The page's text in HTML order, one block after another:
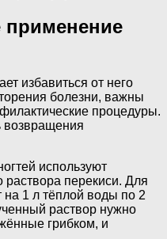
применение
избавиться от него
болезни, важны
процедуры.
возвращения
используют
раствора перекиси. Для
на 1 л тёплой воды по 2
раствор нужно
грибком, и